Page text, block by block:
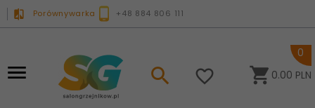
Porównywarka +48 884 806 111
0.00 PLN
0